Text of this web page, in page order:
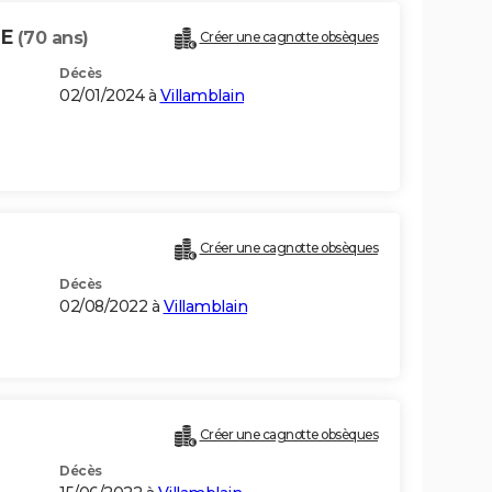
(70 ans) Créer une cagnotte obsèques
Décès
02/01/2024 à Villamblain
Créer une cagnotte obsèques
Décès
02/08/2022 à Villamblain
Créer une cagnotte obsèques
Décès